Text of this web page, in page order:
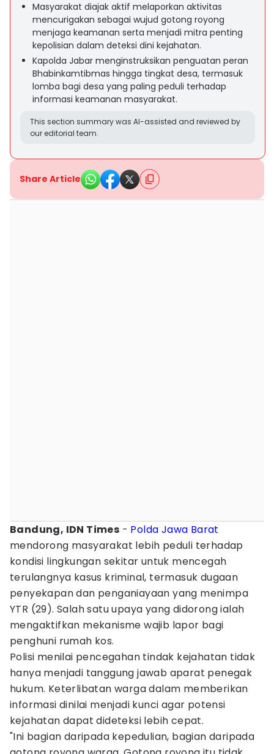
Masyarakat diajak aktif melaporkan aktivitas
mencurigakan sebagai wujud gotong royong
menjaga keamanan serta menjadi mitra penting
kepolisian dalam deteksi dini kejahatan.
Kapolda Jabar menginstruksikan penguatan peran
Bhabinkamtibmas hingga tingkat desa, termasuk
lomba bagi desa yang paling peduli terhadap
informasi keamanan masyarakat.
This section summary was AI-assisted and reviewed by
our editorial team.
Share Article
Bandung, IDN Times - Polda Jawa Barat
mendorong masyarakat lebih peduli terhadap
kondisi lingkungan sekitar untuk mencegah
terulangnya kasus kriminal, termasuk dugaan
penyekapan dan penganiayaan yang menimpa
YTR (29). Salah satu upaya yang didorong ialah
mengaktifkan mekanisme wajib lapor bagi
penghuni rumah kos.
Polisi menilai pencegahan tindak kejahatan tidak
hanya menjadi tanggung jawab aparat penegak
hukum. Keterlibatan warga dalam memberikan
informasi dinilai menjadi kunci agar potensi
kejahatan dapat dideteksi lebih cepat.
"Ini bagian daripada kepedulian, bagian daripada